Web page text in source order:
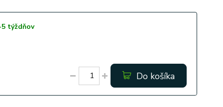
týždňov
Do košíka